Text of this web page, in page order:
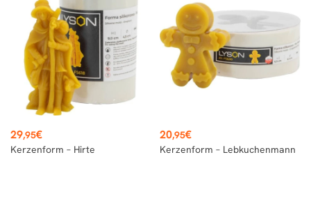
Preis
29,95€
Kerzenform – Hirte
Preis
20,95€
Kerzenform – Lebkuchenmann